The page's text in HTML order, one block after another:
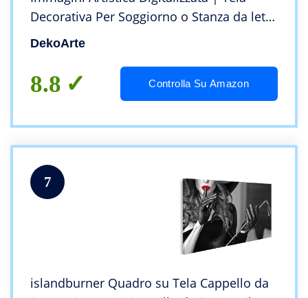
Decorativa Per Soggiorno o Stanza da letto
| Stile Paesaggio Alberi quattro stagioni
DekoArte
8.8 Controlla Su Amazon
7
islandburner Quadro su Tela Cappello da